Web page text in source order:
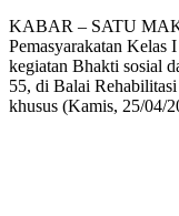
KABAR – SATU
Pemasyarakatan Kelas
kegiatan Bhakti sosial
55, di Balai
khusus (Kamis, 25/04/